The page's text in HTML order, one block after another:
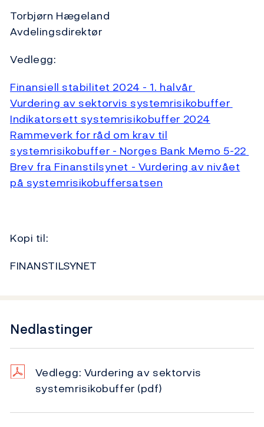
Torbjørn Hægeland
Avdelingsdirektør
Vedlegg:
Finansiell stabilitet 2024 - 1. halvår
Vurdering av sektorvis systemrisikobuffer
Indikatorsett systemrisikobuffer 2024
Rammeverk for råd om krav til
systemrisikobuffer - Norges Bank Memo 5-22
Brev fra Finanstilsynet - Vurdering av nivået
på systemrisikobuffersatsen
Kopi til:
FINANSTILSYNET
Nedlastinger
Vedlegg: Vurdering av sektorvis
systemrisikobuffer (pdf)